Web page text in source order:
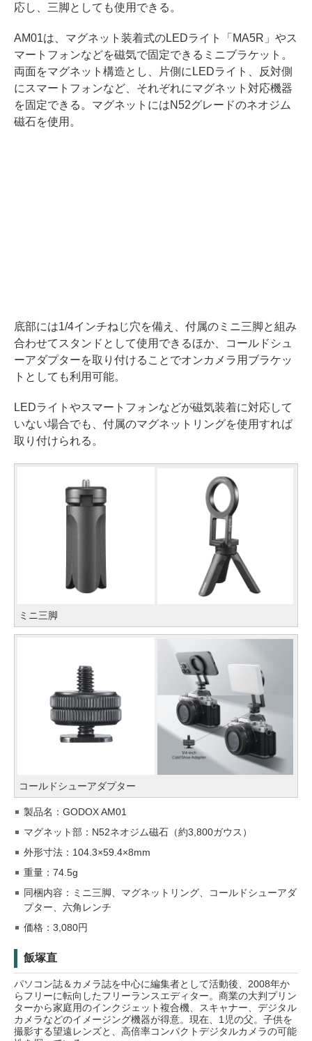
応し、三脚としても使用できる。
AM01は、マグネット装着式のLEDライト「MA5R」やス
マートフォンなどを磁気で固定できるミニブラケット。
両面をマグネット構造とし、片側にLEDライト、反対側
にスマートフォンなど、それぞれにマグネット対応機器
を固定できる。マグネットにはN52グレードのネオジム
磁石を使用。
底部には1/4インチねじ穴を備え、付属のミニ三脚と組み
合わせてスタンドとして使用できるほか、コールドシュ
ーアダプターを取り付けることでオンカメラ用ブラケッ
トとしても利用可能。
LEDライトやスマートフォンなどが磁気装着に対応して
いない場合でも、付属のマグネットリングを使用すれば
取り付けられる。
ミニ三脚
コールドシューアダプター
製品名：GODOX AM01
マグネット部：N52ネオジム磁石（約3,800ガウス）
外形寸法：104.3×59.4×8mm
重量：74.5g
同梱内容：ミニ三脚、マグネットリング、コールドシューアダ
プター、六角レンチ
価格：3,080円
飯塚直
パソコン誌＆カメラ誌を中心に編集者として活動後、2008年か
らフリーに転向したフリーランスエディター。商業の大判プリン
ターから家庭用のインクジェット複合機、スキャナー、デジタル
カメラなどのイメージング機器が得意。現在、1児の父。子供を
撮影する望遠レンズと、高倍率コンパクトデジタルカメラの可能